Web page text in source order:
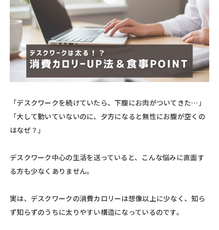
「デスクワークを続けていたら、下腹にお肉がついてきた…」
「大して動いていないのに、夕方になると無性にお腹が空くの
はなぜ？」
デスクワーク中心の生活を送っていると、こんな悩みに直面す
る方も少なくありません。
実は、デスクワークの消費カロリーは想像以上に少なく、知ら
ず知らずのうちに太りやすい構造になっているのです。